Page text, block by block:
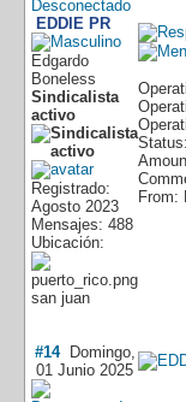
EDDIE PR
Edgardo
Boneless
Sindicalista
activo
Registrado:
Agosto 2023
Mensajes: 488
Ubicación:
san juan
From:
#14Domingo,
01 Junio 2025